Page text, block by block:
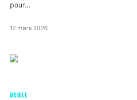
pour…
12 mars 2026
MOBILE